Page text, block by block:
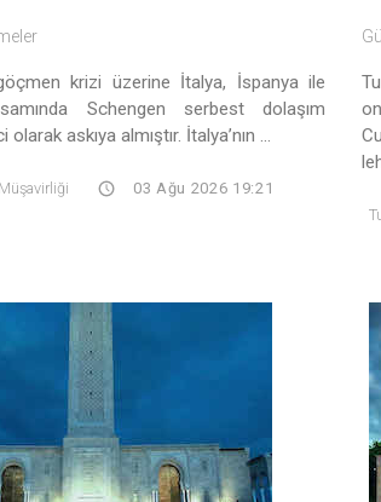
krizi üzerine İtalya, İspanya ile
Schengen serbest dolaşım
askıya almıştır. İtalya’nın ...
03 Ağu 2026 19:21